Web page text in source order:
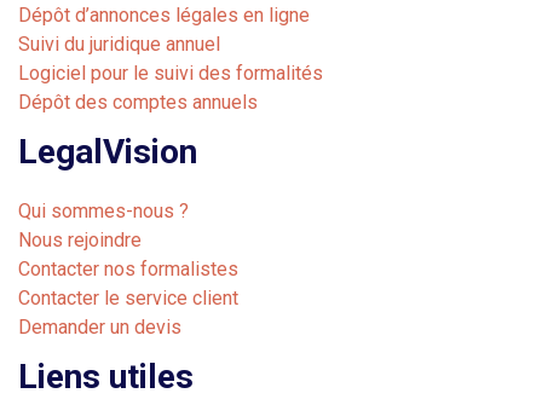
Dépôt d’annonces légales en ligne
Suivi du juridique annuel
Logiciel pour le suivi des formalités
Dépôt des comptes annuels
LegalVision
Qui sommes-nous ?
Nous rejoindre
Contacter nos formalistes
Contacter le service client
Demander un devis
Liens utiles